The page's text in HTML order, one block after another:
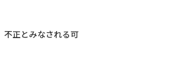
不正とみなされる可